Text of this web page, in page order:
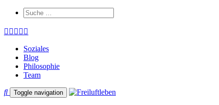
Soziales
Blog
Philosophie
Team
Toggle navigation